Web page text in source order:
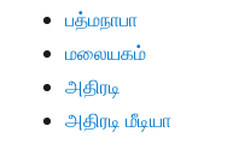
பத்மநாபா
மலையகம்
அதிரடி
அதிரடி மீடியா